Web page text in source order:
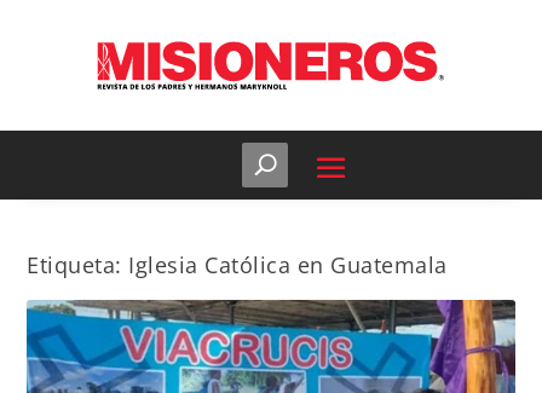
Etiqueta: Iglesia Católica en Guatemala